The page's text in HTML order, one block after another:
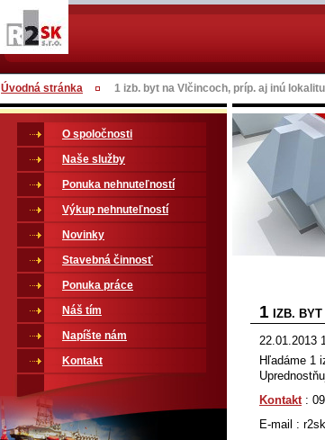
Úvodná stránka 1 izb. byt na Vlčincoch, príp. aj inú
1 IZB.
22.01.2013
Hľadáme 1
Kontakt:
E-mail :
O spoločnosti
Naše služby
Ponuka nehnuteľností
Výkup nehnuteľností
Novinky
Stavebná činnosť
Ponuka práce
Náš tím
Napíšte nám
Kontakt